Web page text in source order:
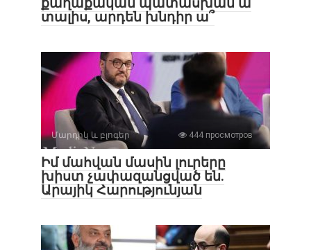
տալիս, արդեն խնդիր ա՞
Մարդիկ և բլոգեր 444 просмотров
Իմ մահվան մասին լուրերը
խիստ չափազանցված են.
Արայիկ Հարությունյան